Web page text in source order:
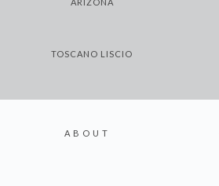
TOSCANO LISCIO
ABOUT